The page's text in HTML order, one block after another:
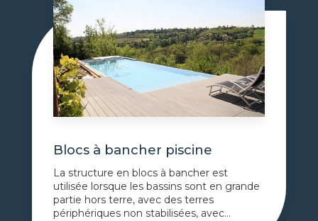
Blocs à bancher piscine
La structure en blocs à bancher est
utilisée lorsque les bassins sont en grande
partie hors terre, avec des terres
périphériques non stabilisées, avec...